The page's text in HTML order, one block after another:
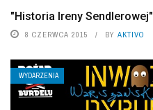
"Historia Ireny Sendlerowej"
8 CZERWCA 2015 BY AKTIVO
WYDARZENIA